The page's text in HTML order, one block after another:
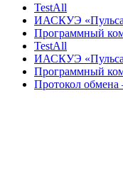
TestAll
ИАСКУЭ
Программный
TestAll
ИАСКУЭ
Программный
Протокол